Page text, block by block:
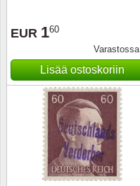
EUR 160
Varastossa
Lisää ostoskoriin